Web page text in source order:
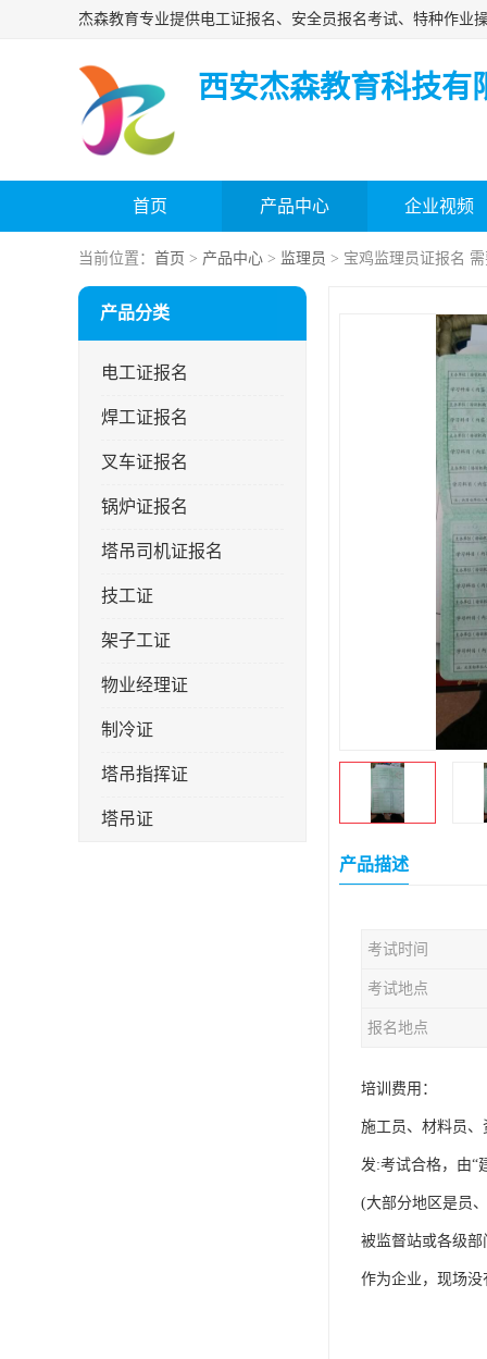
西安杰森教育科技有
首页 产品中心 企业视频
当前位置： 首页 > 产品中心 > 监理员 > 宝鸡监理员证报名
产品分类
电工证报名
焊工证报名
叉车证报名
锅炉证报名
塔吊司机证报名
技工证
架子工证
物业经理证
制冷证
塔吊指挥证
塔吊证
产品描述
考试时间
考试地点
报名地点
培训费用：
施工员、材料员
发:考试合格，由“
(大部分地区是员
被监督站或各级
作为企业，现场没